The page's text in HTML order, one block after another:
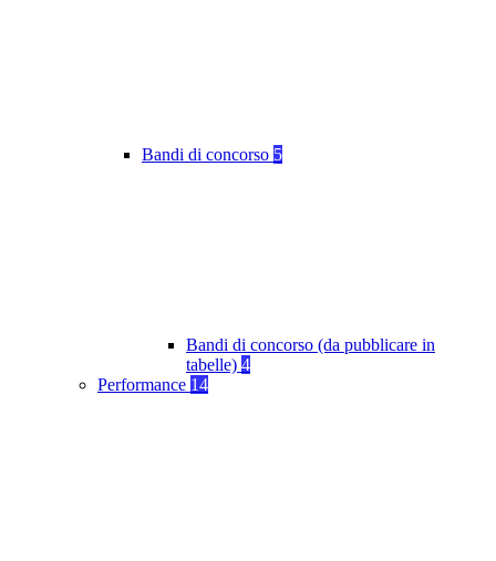
Bandi di concorso 5
Bandi di concorso (da pubblicare in
tabelle) 4
Performance 14